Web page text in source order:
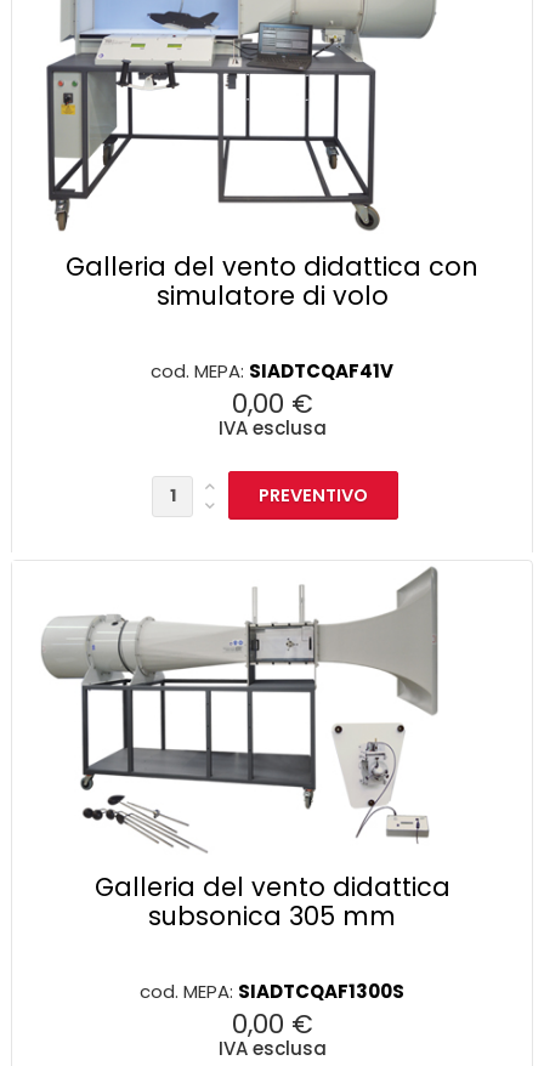
Galleria del vento didattica con
simulatore di volo
cod. MEPA: SIADTCQAF41V
0,00 €
IVA esclusa
Galleria del vento didattica
subsonica 305 mm
cod. MEPA: SIADTCQAF1300S
0,00 €
IVA esclusa